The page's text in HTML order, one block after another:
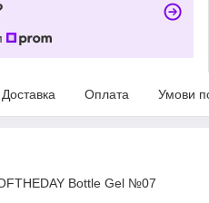
Доставка Оплата Умови
Bottle Gel №07